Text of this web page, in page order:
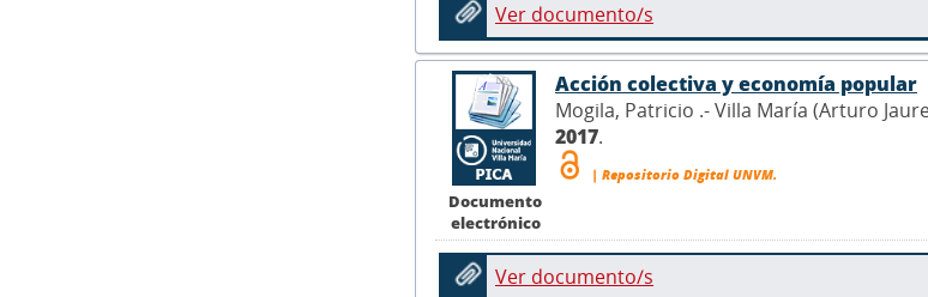
Ver documento/s
Documento
electrónico
Acción colectiva y economía popular
Mogila, Patricio .- Villa María (Arturo
2017.
| Repositorio Digital UNVM.
Ver documento/s